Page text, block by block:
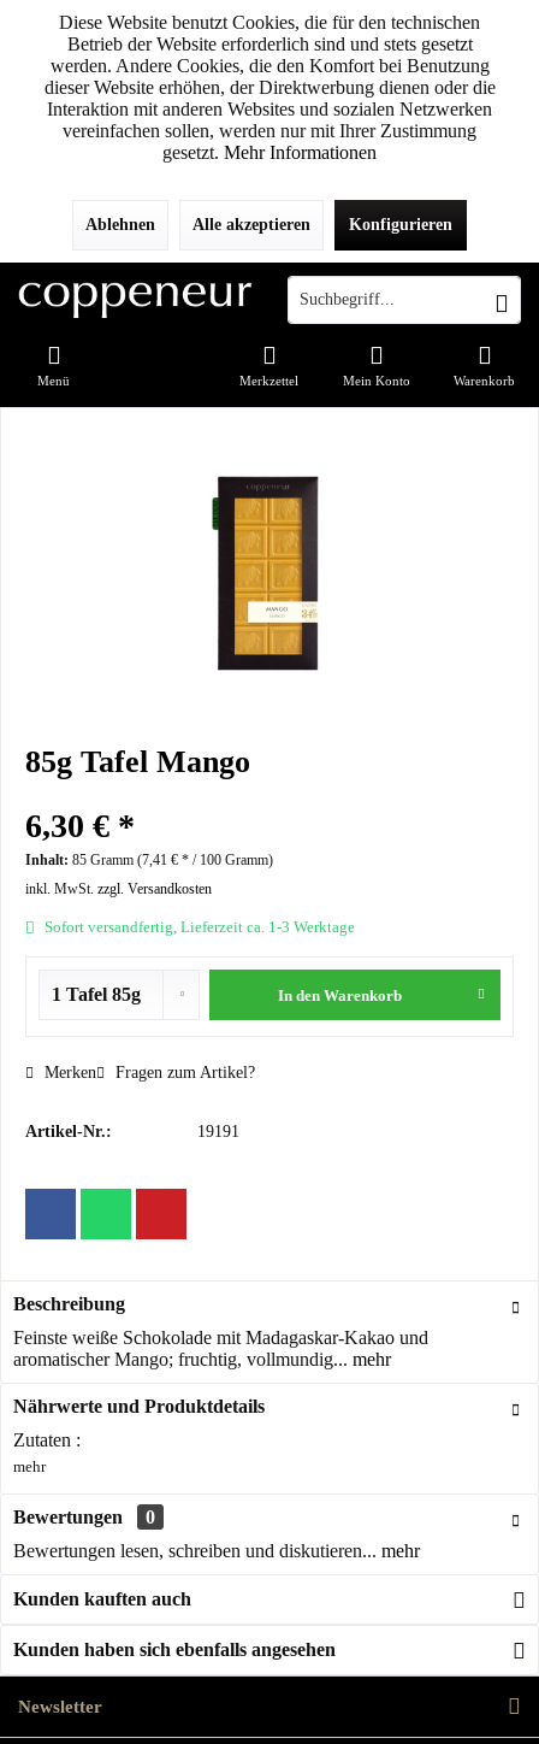
Diese Website benutzt Cookies, die für den technischen
Betrieb der Website erforderlich sind und stets gesetzt
werden. Andere Cookies, die den Komfort bei Benutzung
dieser Website erhöhen, der Direktwerbung dienen oder die
Interaktion mit anderen Websites und sozialen Netzwerken
vereinfachen sollen, werden nur mit Ihrer Zustimmung
gesetzt. Mehr Informationen
Ablehnen Alle akzeptieren Konfigurieren
Menü Warenkorb
Merkzettel Mein Konto
85g Tafel Mango
6,30 € *
Inhalt: 85 Gramm (7,41 € * / 100 Gramm)
inkl. MwSt. zzgl. Versandkosten
Sofort versandfertig, Lieferzeit ca. 1-3 Werktage
In den Warenkorb
Merken Fragen zum Artikel?
Artikel-Nr.: 19191
Beschreibung
Feinste weiße Schokolade mit Madagaskar-Kakao und
aromatischer Mango; fruchtig, vollmundig... mehr
Nährwerte und Produktdetails
Zutaten :
mehr
Bewertungen
0
Bewertungen lesen, schreiben und diskutieren... mehr
Kunden kauften auch
Kunden haben sich ebenfalls angesehen
Newsletter